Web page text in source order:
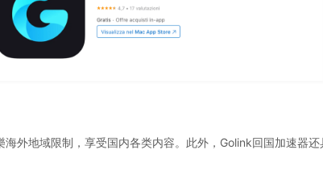
外地域限制，享受国内各类内容。此外，Golink回国加速器